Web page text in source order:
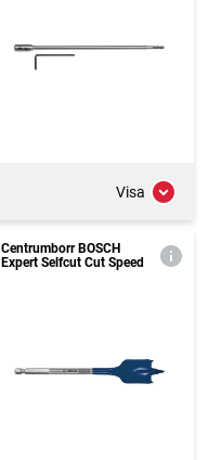
Visa
Centrumborr BOSCH
Expert Selfcut Cut Speed